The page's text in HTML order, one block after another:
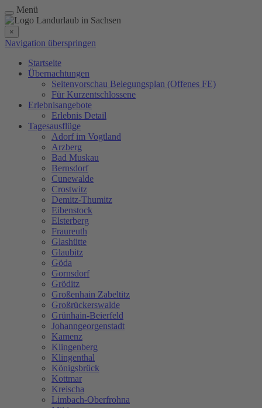
Menü
×
Navigation überspringen
Startseite
Übernachtungen
Seitenvorschau Belegungsplan (Offenes FE)
Für Kurzentschlossene
Erlebnisangebote
Erlebnis Detail
Tagesausflüge
Adorf im Vogtland
Arzberg
Bad Muskau
Bernsdorf
Cunewalde
Crostwitz
Demitz-Thumitz
Eibenstock
Elsterberg
Fraureuth
Glashütte
Glaubitz
Göda
Gornsdorf
Gröditz
Großenhain Zabeltitz
Großrückerswalde
Grünhain-Beierfeld
Johanngeorgenstadt
Kamenz
Klingenberg
Klingenthal
Königsbrück
Kottmar
Kreischa
Limbach-Oberfrohna